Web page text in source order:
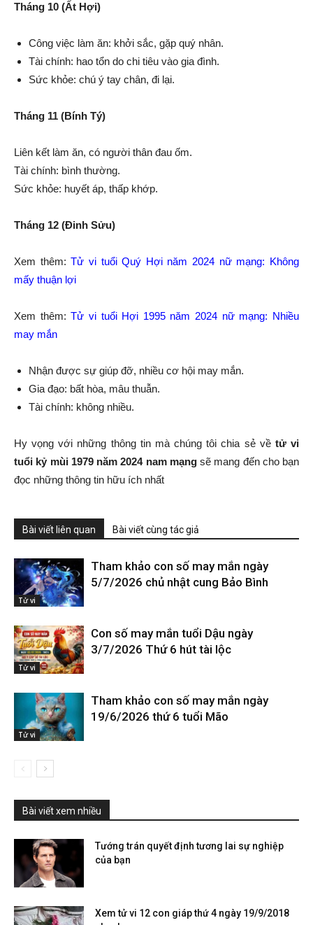
Tháng 10 (Ất Hợi)
Công việc làm ăn: khởi sắc, gặp quý nhân.
Tài chính: hao tổn do chi tiêu vào gia đình.
Sức khỏe: chú ý tay chân, đi lại.
Tháng 11 (Bính Tý)
Liên kết làm ăn, có người thân đau ốm.
Tài chính: bình thường.
Sức khỏe: huyết áp, thấp khớp.
Tháng 12 (Đinh Sửu)
Xem thêm:Tử vi tuổi Quý Hợi năm 2024 nữ mạng: Không
mấy thuận lợi
Xem thêm:Tử vi tuổi Hợi 1995 năm 2024 nữ mạng: Nhiều
may mắn
Nhận được sự giúp đỡ, nhiều cơ hội may mắn.
Gia đạo: bất hòa, mâu thuẫn.
Tài chính: không nhiều.
Hy vọng với những thông tin mà chúng tôi chia sẻ về tử vi
tuổi kỷ mùi 1979 năm 2024 nam mạngsẽ mang đến cho bạn
đọc những thông tin hữu ích nhất
Bài viết liên quan Bài viết cùng tác giả
Tử vi
Tham khảo con số may mắn ngày
5/7/2026 chủ nhật cung Bảo Bình
Tử vi
Con số may mắn tuổi Dậu ngày
3/7/2026 Thứ 6 hút tài lộc
Tử vi
Tham khảo con số may mắn ngày
19/6/2026 thứ 6 tuổi Mão
Bài viết xem nhiều
Tướng trán quyết định tương lai sự nghiệp
của bạn
Xem tử vi 12 con giáp thứ 4 ngày 19/9/2018